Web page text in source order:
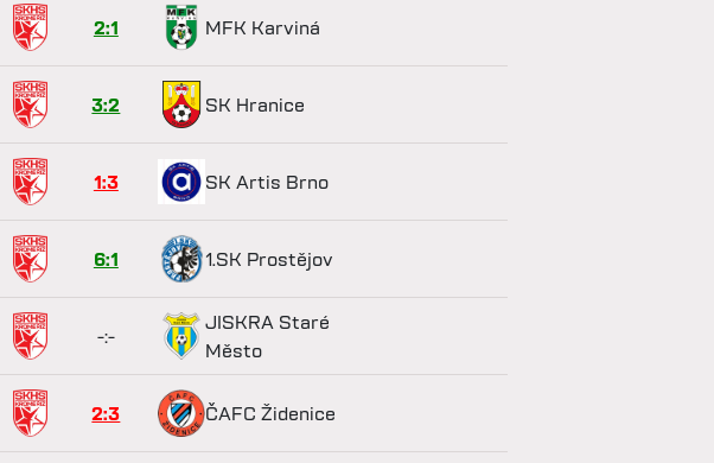
2:1 MFK Karviná
3:2 SK Hranice
1:3 SK Artis Brno
6:1 1.SK Prostějov
-:-
JISKRA Staré
Město
2:3 ČAFC Židenice